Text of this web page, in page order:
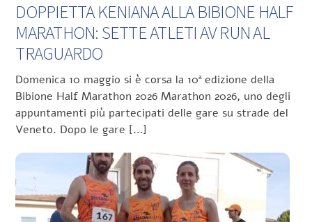
DOPPIETTA KENIANA ALLA BIBIONE HALF
MARATHON: SETTE ATLETI AV RUN AL
TRAGUARDO
Domenica 10 maggio si è corsa la 10ª edizione della
Bibione Half Marathon 2026 Marathon 2026, uno degli
appuntamenti più partecipati delle gare su strade del
Veneto. Dopo le gare […]